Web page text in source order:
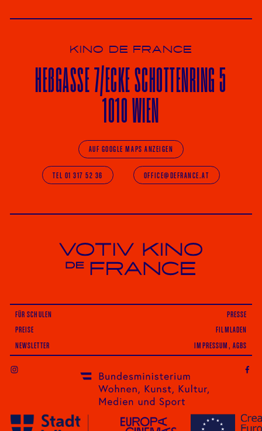
KINO DE FRANCE
HEßGASSE 7/ECKESCHOTTENRING 5
1010 WIEN
AUF GOOGLE MAPS ANZEIGEN
TEL 01 317 52 36 OFFICE@DEFRANCE.AT
Votiv Kino und Kino De France in Wien
FÜR SCHULEN
PRESSE
PREISE
FILMLADEN
NEWSLETTER IMPRESSUM, AGBS